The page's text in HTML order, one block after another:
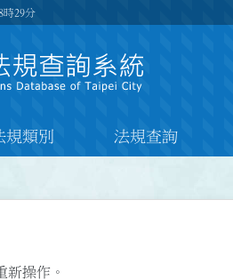
時29分
規類別 法規查詢
新操作。